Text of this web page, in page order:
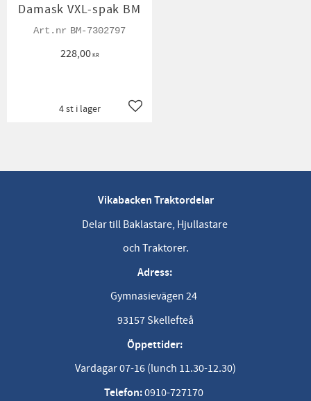
Damask VXL-spak BM
BM-7302797
228,00KR
Lägg till i favoriter
4 st i lager
Vikabacken Traktordelar
Delar till Baklastare, Hjullastare
och Traktorer.
Adress:
Gymnasievägen 24
93157 Skellefteå
Öppettider:
Vardagar 07-16 (lunch 11.30-12.30)
Telefon:0910-727170